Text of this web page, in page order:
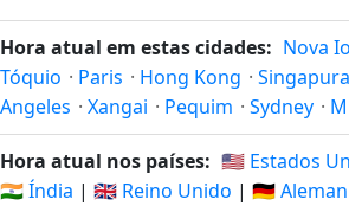
Hora atual em estas cidades: Nova
Tóquio · Paris · Hong Kong · Singapura
Angeles · Xangai · Pequim · Sydney ·
Hora atual nos países: 🇺🇸 Estados
🇮🇳 Índia | 🇬🇧 Reino Unido | 🇩🇪